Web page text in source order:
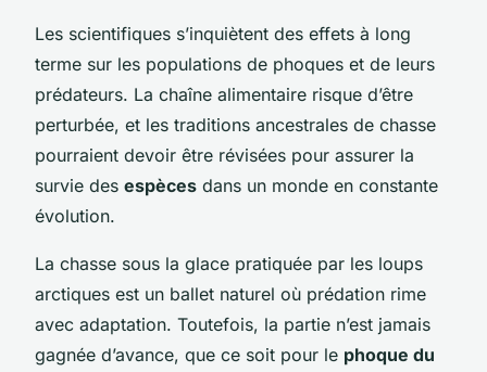
Les scientifiques s’inquiètent des effets à long
terme sur les populations de phoques et de leurs
prédateurs. La chaîne alimentaire risque d’être
perturbée, et les traditions ancestrales de chasse
pourraient devoir être révisées pour assurer la
survie des espèces dans un monde en constante
évolution.
La chasse sous la glace pratiquée par les loups
arctiques est un ballet naturel où prédation rime
avec adaptation. Toutefois, la partie n’est jamais
gagnée d’avance, que ce soit pour le phoque du